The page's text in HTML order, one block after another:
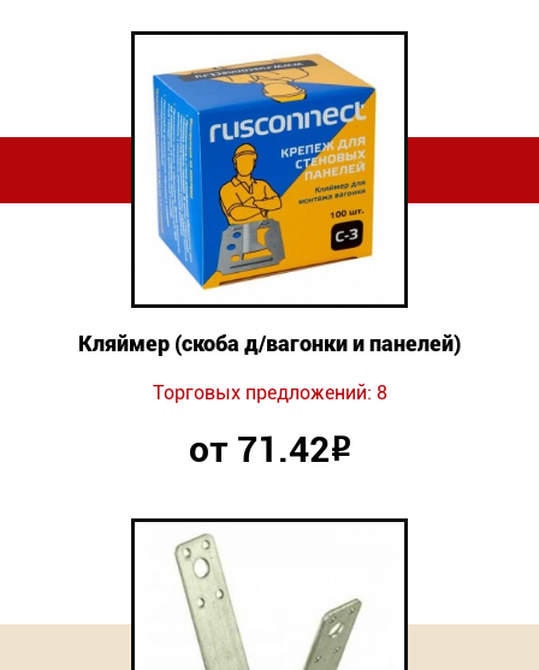
Кляймер (cкоба д/вагонки и панелей)
Торговых предложений: 8
от 71.42Р